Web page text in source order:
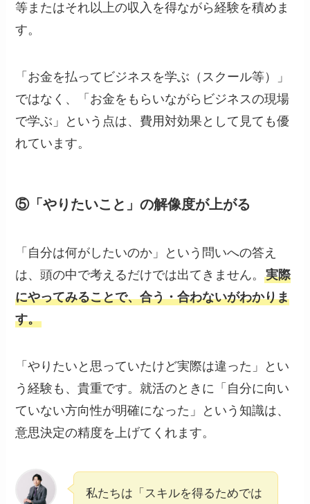
等またはそれ以上の収入を得ながら経験を積めま
す。
「お金を払ってビジネスを学ぶ（スクール等）」
ではなく、「お金をもらいながらビジネスの現場
で学ぶ」という点は、費用対効果として見ても優
れています。
⑤「やりたいこと」の解像度が上がる
「自分は何がしたいのか」という問いへの答え
は、頭の中で考えるだけでは出てきません。実際
にやってみることで、合う・合わないがわかりま
す。
「やりたいと思っていたけど実際は違った」とい
う経験も、貴重です。就活のときに「自分に向い
ていない方向性が明確になった」という知識は、
意思決定の精度を上げてくれます。
私たちは「スキルを得るためでは